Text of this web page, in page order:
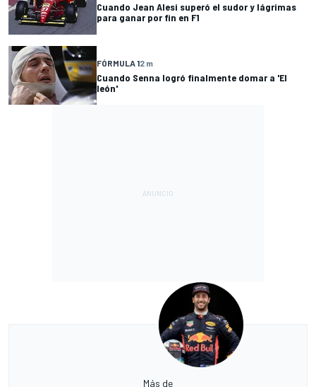
Cuando Jean Alesi superó el sudor y lágrimas
para ganar por fin en F1
FÓRMULA 12 m
Cuando Senna logró finalmente domar a 'El
león'
Más de